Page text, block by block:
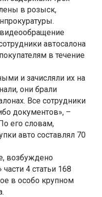
в розыск,
автосалона
в течение
и зачисляли их на
они брали
Все сотрудники
документов», –
его словам,
авто составлял 70
возбуждено
4 статьи 168
в особо крупном